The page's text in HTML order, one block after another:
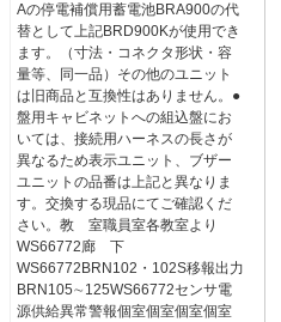
Aの停電補償用蓄電池BRA900の代
替として上記BRD900Kが使用でき
ます。（寸法・コネクタ形状・容
量等、同一品）その他のユニット
は旧商品と互換性はありません。●
盤用キャビネットへの組込盤にお
いては、接続用ハーネスの長さが
異なるため表示ユニット、ブザー
ユニットの品番は上記と異なりま
す。交換する現品にてご確認くだ
さい。教 室職員室各教室より
WS66772廊 下
WS66772BRN102・102S移報出力
BRN105∼125WS66772センサ電
源供給異常警報個室個室個室個室